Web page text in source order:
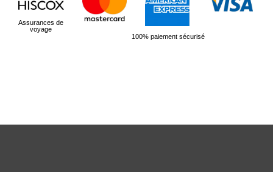
Assurances de
voyage
100% paiement sécurisé